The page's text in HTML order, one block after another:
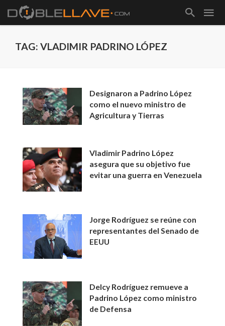
TAG: VLADIMIR PADRINO LÓPEZ
Designaron a Padrino López
como el nuevo ministro de
Agricultura y Tierras
Vladimir Padrino López
asegura que su objetivo fue
evitar una guerra en Venezuela
Jorge Rodríguez se reúne con
representantes del Senado de
EEUU
Delcy Rodríguez remueve a
Padrino López como ministro
de Defensa